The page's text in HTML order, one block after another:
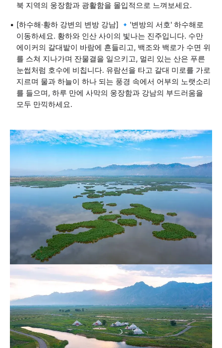
북 지역의 웅장함과 광활함을 몰입적으로 느껴보세요.
[하수해·황하 강변의 변방 강남] 🔹'변방의 서호' 하수해로
이동하세요. 황하와 인산 사이의 빛나는 진주입니다. 수만
에이커의 갈대밭이 바람에 흔들리고, 백조와 백로가 수면 위
를 스쳐 지나가며 잔물결을 일으키고, 멀리 있는 산은 푸른
눈썹처럼 호수에 비칩니다. 유람선을 타고 갈대 미로를 가로
지르며 물과 하늘이 하나 되는 풍경 속에서 어부의 노랫소리
를 들으며, 하루 만에 사막의 웅장함과 강남의 부드러움을
모두 만끽하세요.